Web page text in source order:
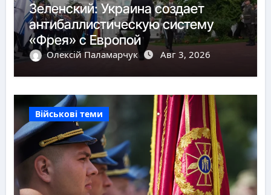
Зеленский: Украина создает
антибаллистическую систему
«Фрея» с Европой
Олексій Паламарчук Авг 3, 2026
Військові теми